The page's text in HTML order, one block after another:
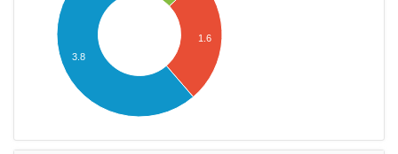
1.6
3.8